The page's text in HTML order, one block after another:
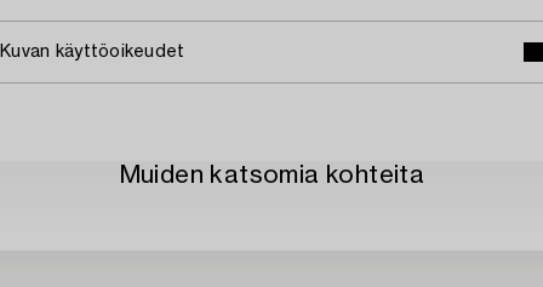
Kuvan käyttöoikeudet
Muiden katsomia kohteita